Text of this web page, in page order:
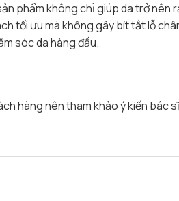
phẩm không chỉ giúp da trở nên
tối ưu mà không gây bít tắt lỗ
sóc da hàng đầu.
hàng nên tham khảo ý kiến bác